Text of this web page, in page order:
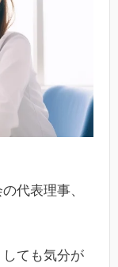
代表理事、
ても気分が